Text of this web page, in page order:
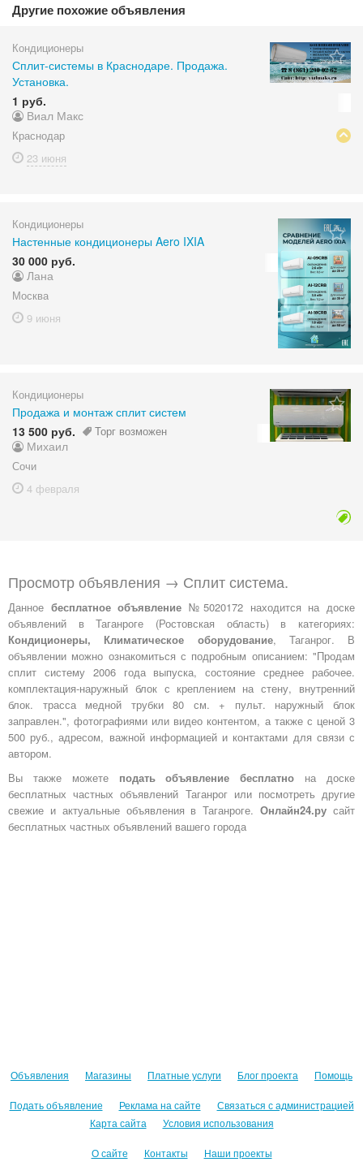
Другие похожие объявления
Кондиционеры
Сплит-системы в Краснодаре. Продажа.
Установка.
1 руб.
Виал Макс
Краснодар
23 июня
Кондиционеры
Настенные кондиционеры Aero IXIA
30 000 руб.
Лана
Москва
9 июня
Кондиционеры
Продажа и монтаж сплит систем
13 500 руб.
Торг возможен
Михаил
Сочи
4 февраля
Просмотр объявления → Сплит система.
Данное бесплатное объявление №5020172 находится на доске
объявлений в Таганроге (Ростовская область) в категориях:
Кондиционеры, Климатическое оборудование, Таганрог. В
объявлении можно ознакомиться с подробным описанием: "Продам
сплит систему 2006 года выпуска, состояние среднее рабочее.
комплектация-наружный блок с креплением на стену, внутренний
блок. трасса медной трубки 80 см. + пульт. наружный блок
заправлен.", фотографиями или видео контентом, а также с ценой 3
500 руб., адресом, важной информацией и контактами для связи с
автором.
Вы также можете подать объявление бесплатно на доске
бесплатных частных объявлений Таганрог или посмотреть другие
свежие и актуальные объявления в Таганроге.Онлайн24.ру сайт
бесплатных частных объявлений вашего города
Объявления Магазины Платные услуги Блог проекта Помощь
Подать объявление Реклама на сайте
Связаться с администрацией
Карта сайта
Условия использования
О сайте Контакты Наши проекты